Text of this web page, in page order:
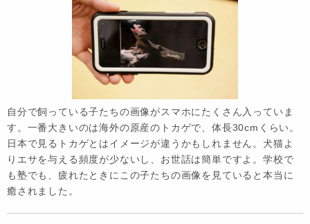
自分で飼っている子たちの画像がスマホにたくさん入っていま
す。一番大きいのは海外の原産のトカゲで、体長30cmくらい。
日本で見るトカゲとはイメージが違うかもしれません。犬猫よ
りエサを与える頻度が少ないし、お世話は簡単ですよ。学校で
も塾でも、疲れたときにこの子たちの画像を見ていると本当に
癒されました。